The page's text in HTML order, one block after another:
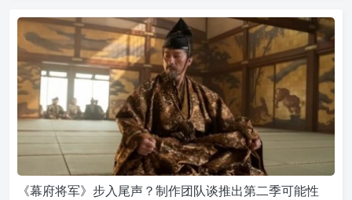
（Yves Saint Laurent）试图但笨拙地接近德巴榭。
《幕府将军》步入尾声？制作团队谈推出第二季可能性